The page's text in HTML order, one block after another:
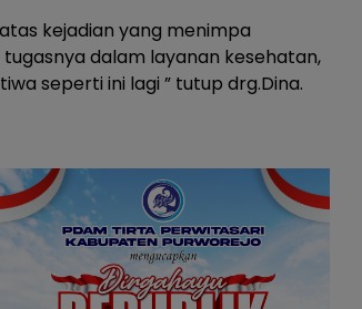
kejadian yang menimpa
dalam layanan kesehatan,
seperti ini lagi ” tutup drg.Dina.